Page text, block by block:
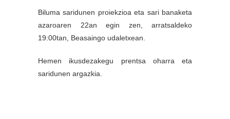
Biluma saridunen proiekzioa eta sari banaketa
azaroaren 22an egin zen, arratsaldeko
19:00tan, Beasaingo udaletxean.
Hemen ikusdezakegu prentsa oharra eta
saridunen argazkia.